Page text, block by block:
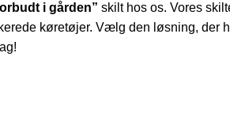
i gården” skilt hos os. Vores
køretøjer. Vælg den løsning, der